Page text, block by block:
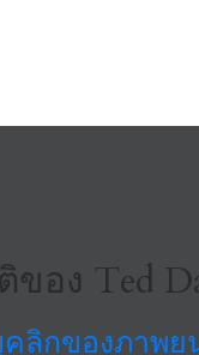
ของ Ted
ลิกของภาพย